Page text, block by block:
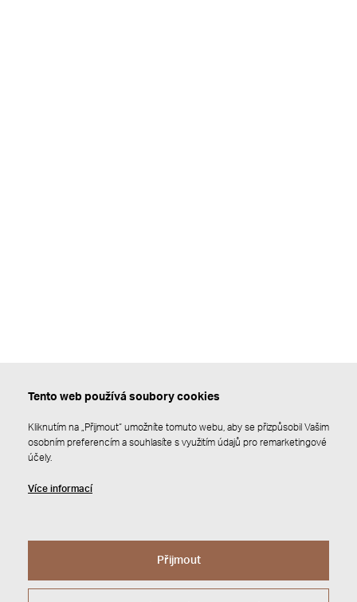
Tento web používá soubory cookies
Kliknutím na „Přijmout“ umožníte tomuto webu, aby se přizpůsobil Vašim
osobním preferencím a souhlasíte s využitím údajů pro remarketingové
účely.
Více informací
Přijmout